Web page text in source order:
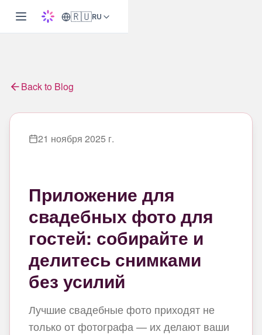
🇷🇺RU
Back to Blog
21 ноября 2025 г.
Приложение для
свадебных фото для
гостей: собирайте и
делитесь снимками
без усилий
Лучшие свадебные фото приходят не
только от фотографа — их делают ваши